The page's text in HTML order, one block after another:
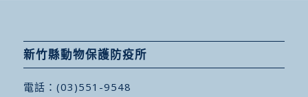
新竹縣動物保護防疫所
電話： (03)551-9548